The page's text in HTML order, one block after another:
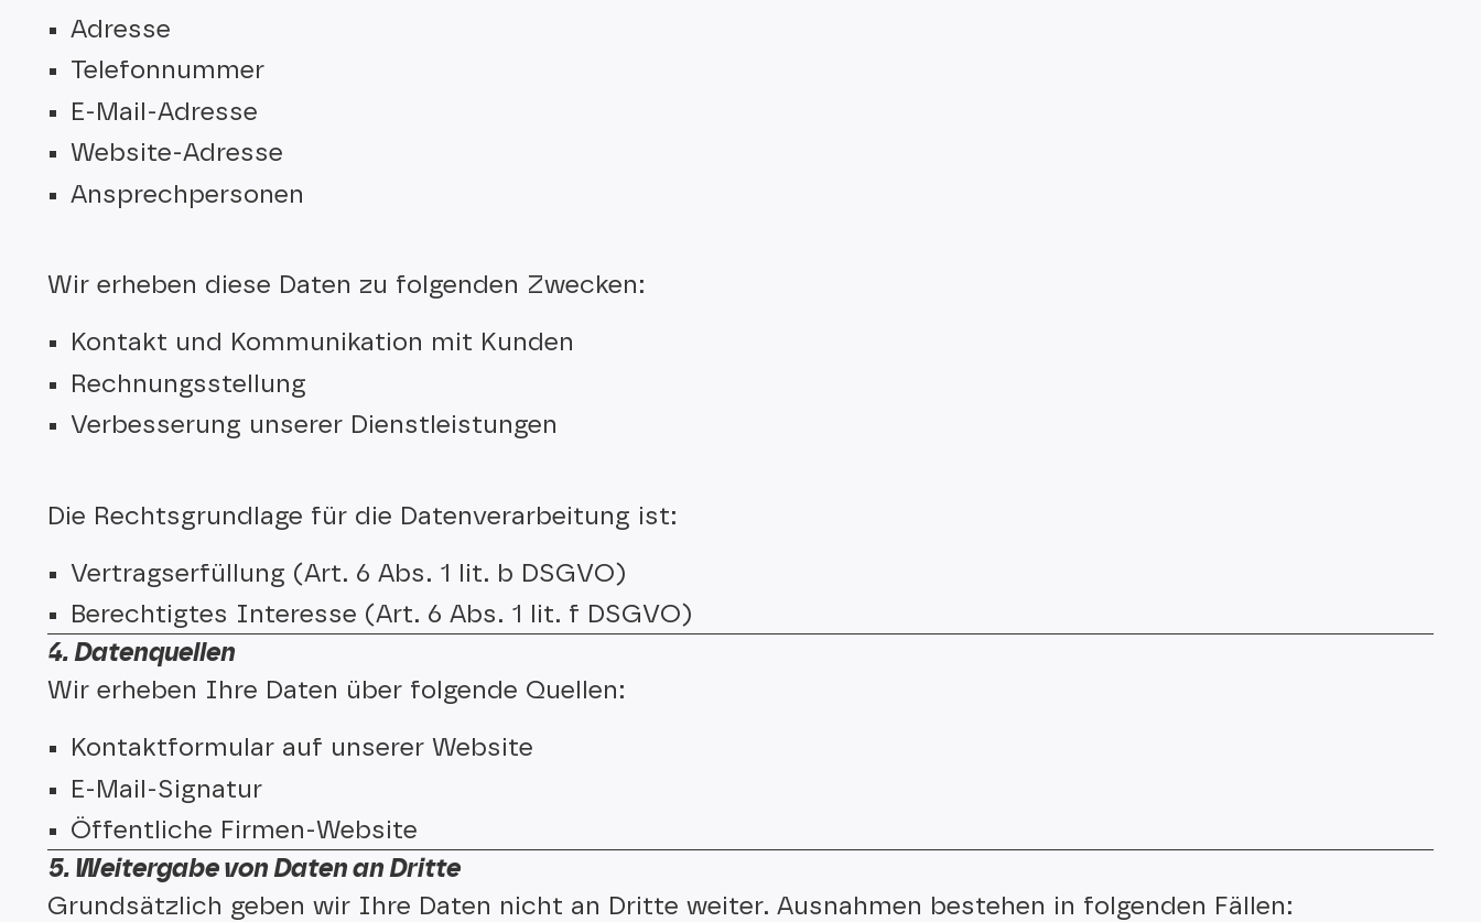
Adresse
Telefonnummer
E-Mail-Adresse
Website-Adresse
Ansprechpersonen
Wir erheben diese Daten zu folgenden Zwecken:
Kontakt und Kommunikation mit Kunden
Rechnungsstellung
Verbesserung unserer Dienstleistungen
Die Rechtsgrundlage für die Datenverarbeitung ist:
Vertragserfüllung (Art. 6 Abs. 1 lit. b DSGVO)
Berechtigtes Interesse (Art. 6 Abs. 1 lit. f DSGVO)
4. Datenquellen
Wir erheben Ihre Daten über folgende Quellen:
Kontaktformular auf unserer Website
E-Mail-Signatur
Öffentliche Firmen-Website
5. Weitergabe von Daten an Dritte
Grundsätzlich geben wir Ihre Daten nicht an Dritte weiter. Ausnahmen bestehen in folgenden Fällen: